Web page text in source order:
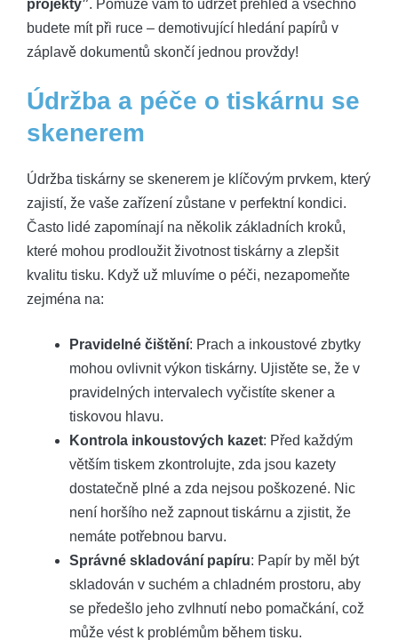
projekty”. Pomůže vám to udržet přehled a všechno
budete mít při ruce – demotivující hledání papírů v
záplavě dokumentů skončí jednou provždy!
Údržba a péče o tiskárnu se
skenerem
Údržba tiskárny se skenerem je klíčovým prvkem, který
zajistí, že vaše zařízení zůstane v perfektní kondici.
Často lidé zapomínají na několik základních kroků,
které mohou prodloužit životnost tiskárny a zlepšit
kvalitu tisku. Když už mluvíme o péči, nezapomeňte
zejména na:
Pravidelné čištění: Prach a inkoustové zbytky
mohou ovlivnit výkon tiskárny. Ujistěte se, že v
pravidelných intervalech vyčistíte skener a
tiskovou hlavu.
Kontrola inkoustových kazet: Před každým
větším tiskem zkontrolujte, zda jsou kazety
dostatečně plné a zda nejsou poškozené. Nic
není horšího než zapnout tiskárnu a zjistit, že
nemáte potřebnou barvu.
Správné skladování papíru: Papír by měl být
skladován v suchém a chladném prostoru, aby
se předešlo jeho zvlhnutí nebo pomačkání, což
může vést k problémům během tisku.